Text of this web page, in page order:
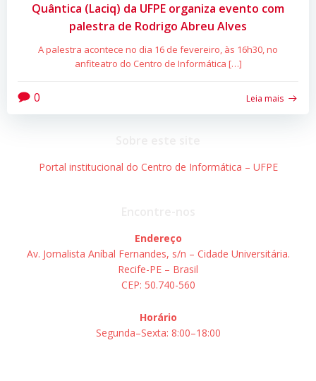
Quântica (Laciq) da UFPE organiza evento com
palestra de Rodrigo Abreu Alves
A palestra acontece no dia 16 de fevereiro, às 16h30, no
anfiteatro do Centro de Informática […]
0 Leia mais
Portal institucional do Centro de Informática – UFPE
Endereço
Av. Jornalista Aníbal Fernandes, s/n – Cidade Universitária.
Recife-PE – Brasil
CEP: 50.740-560
Horário
Segunda–Sexta: 8:00–18:00